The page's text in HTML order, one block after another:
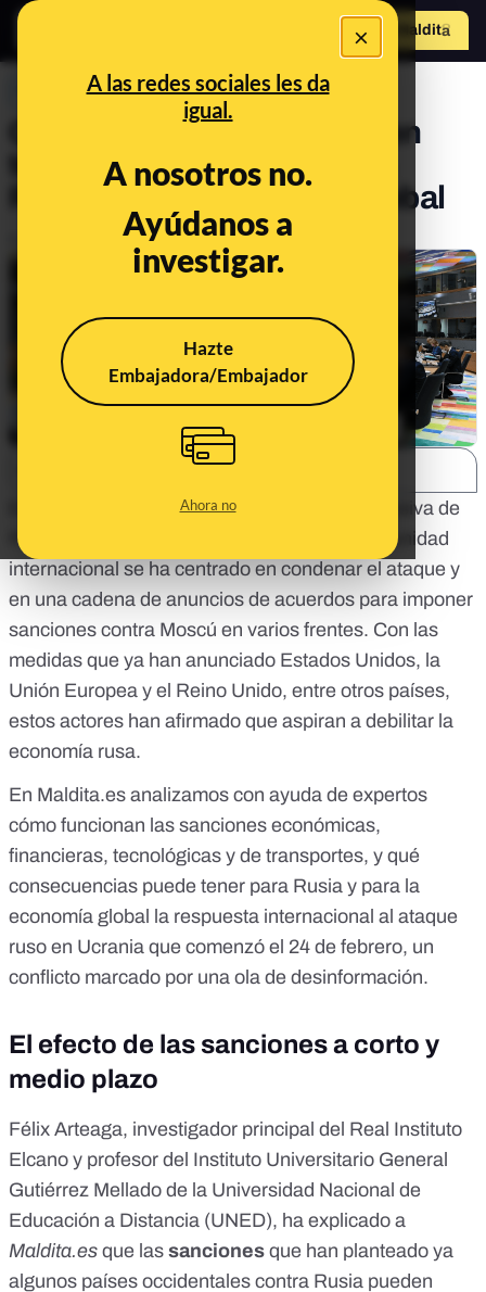
×
A las redes sociales les da
igual.
A nosotros no.
Ayúdanos a
investigar.
Hazte
Embajadora/Embajador
Ahora no
Hazte Maldito
PREBUNKING
Qué consecuencias pueden
tener las sanciones contra
Rusia en una economía global
Feb 25, 2022, 5:05:43 PM
En las primeras 24 horas posteriores a la
ofensiva de
Rusia contra Ucrania
, la respuesta de la comunidad
internacional se ha centrado en condenar el ataque y
en una cadena de anuncios de acuerdos para imponer
sanciones contra Moscú en varios frentes. Con las
medidas que ya han anunciado Estados Unidos, la
Unión Europea y el Reino Unido, entre otros países,
estos actores han afirmado que aspiran a debilitar la
economía rusa.
En Maldita.es analizamos con ayuda de expertos
cómo funcionan las sanciones económicas,
financieras, tecnológicas y de transportes, y qué
consecuencias puede tener para Rusia y para la
economía global la respuesta internacional al ataque
ruso en Ucrania que comenzó el 24 de febrero, un
conflicto marcado por una ola de desinformación.
El efecto de las sanciones a corto y
medio plazo
Félix Arteaga, investigador principal del Real Instituto
Elcano y profesor del Instituto Universitario General
Gutiérrez Mellado de la Universidad Nacional de
Educación a Distancia (UNED), ha explicado a
Maldita.es que las sanciones que han planteado ya
algunos países occidentales contra Rusia pueden